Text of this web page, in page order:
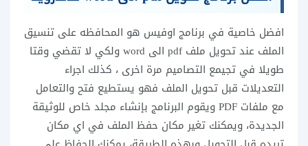
افضل خاصية في برنامج اوفيس هو المحافظه على تنسيق
الملف عند تحويل ملف pdf الى word ولكي لا تقضي وقتا
طويلا في تجيمع التصاميم مرة اخرى ، كذلك اجراء
التعديلات قبل تحويل الملف فهو يستطيع فتح والتعامل
مع ملفات PDF ويقوم البرنامج بإنشاء مجلد خاص للوثيقة
الجديدة، ويمكنك تغير مكان حفظ الملف في اي مكان